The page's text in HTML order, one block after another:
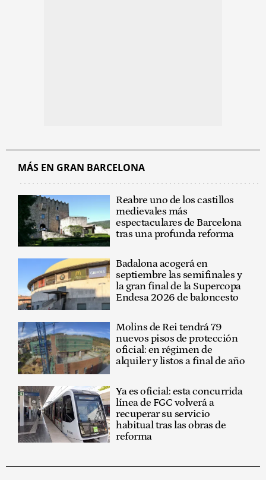
MÁS EN GRAN BARCELONA
Reabre uno de los castillos
medievales más
espectaculares de Barcelona
tras una profunda reforma
Badalona acogerá en
septiembre las semifinales y
la gran final de la Supercopa
Endesa 2026 de baloncesto
Molins de Rei tendrá 79
nuevos pisos de protección
oficial: en régimen de
alquiler y listos a final de año
Ya es oficial: esta concurrida
línea de FGC volverá a
recuperar su servicio
habitual tras las obras de
reforma